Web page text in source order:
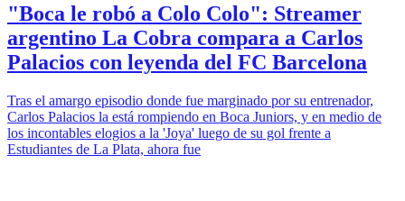
"Boca le robó a Colo Colo": Streamer
argentino La Cobra compara a Carlos
Palacios con leyenda del FC Barcelona
Tras el amargo episodio donde fue marginado por su entrenador,
Carlos Palacios la está rompiendo en Boca Juniors, y en medio de
los incontables elogios a la 'Joya' luego de su gol frente a
Estudiantes de La Plata, ahora fue